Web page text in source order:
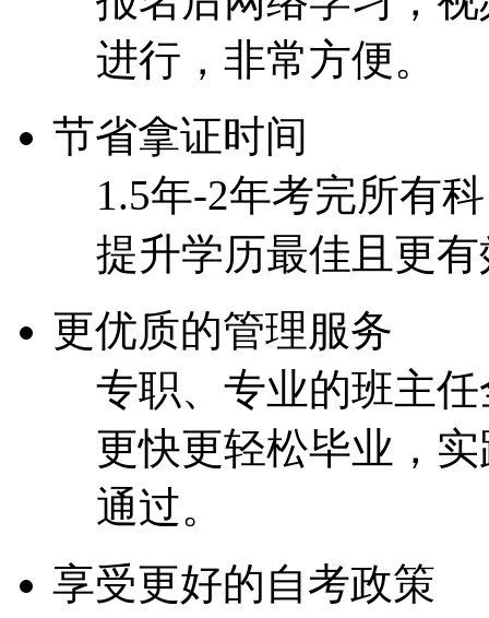
进行，非常方便。
节省拿证时间
1.5年-2年考完所有
提升学历最佳且更
更优质的管理服务
专职、专业的班主
更快更轻松毕业，
通过。
享受更好的自考政策